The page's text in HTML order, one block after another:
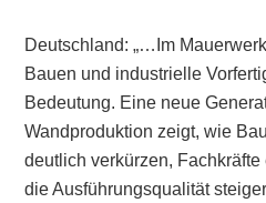
Deutschland: „…Im
Bauen und industrielle
Bedeutung. Eine neue
Wandproduktion zeigt, wie
deutlich verkürzen,
die Ausführungsqualität